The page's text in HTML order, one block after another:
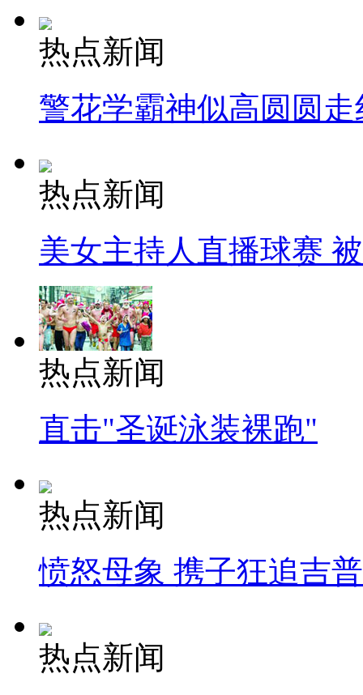
热点新闻
警花学霸神似高圆圆走
热点新闻
美女主持人直播球赛
热点新闻
直击"圣诞泳装裸跑"
热点新闻
愤怒母象 携子狂追吉
热点新闻